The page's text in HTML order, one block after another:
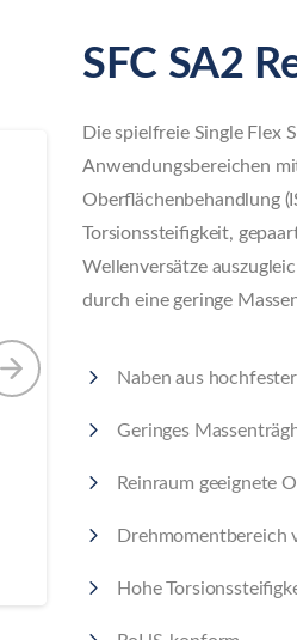
SFC SA2
Die spielfreie Single Flex
Anwendungsbereichen
Oberflächenbehandlung
Torsionssteifigkeit,
Wellenversätze
durch eine geringe
Naben aus
Geringes
Reinraum geeignete
Drehmomentbereich
Hohe